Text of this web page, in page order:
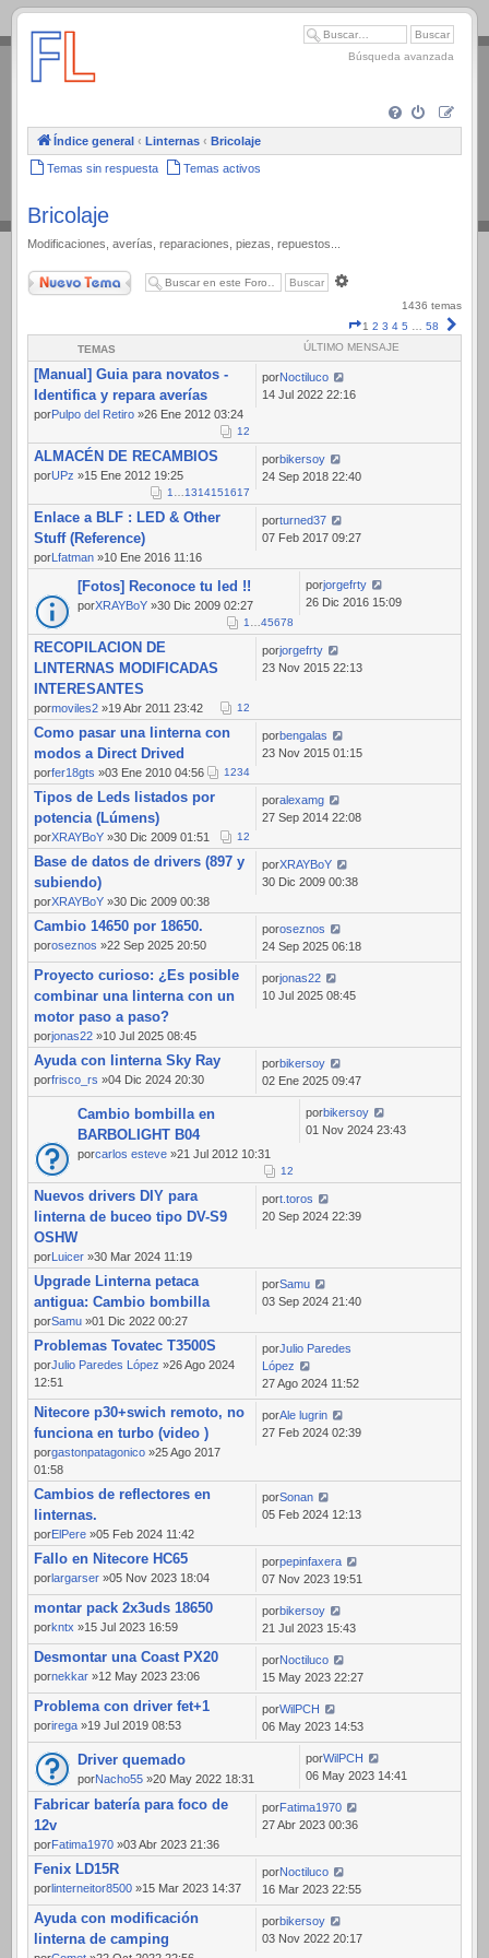
.
Búsqueda avanzada
Índice general ‹ Linternas ‹ Bricolaje
Temas sin respuesta Temas activos
Bricolaje
Modificaciones, averías, reparaciones, piezas, repuestos...
Nuevo Tema
1436 temas
Página
1
1 2 3 4 5 … 58
TEMAS ÚLTIMO MENSAJE
[Manual] Guia para novatos -
Identifica y repara averías
porPulpo del Retiro »26 Ene 2012 03:24
12
porNoctiluco
14 Jul 2022 22:16
ALMACÉN DE RECAMBIOS
porUPz »15 Ene 2012 19:25
1…1314151617
porbikersoy
24 Sep 2018 22:40
Enlace a BLF : LED & Other
Stuff (Reference)
por Lfatman »10 Ene 2016 11:16
porturned37
07 Feb 2017 09:27
[Fotos] Reconoce tu led !!
porXRAYBoY »30 Dic 2009 02:27
1…45678
porjorgefrty
26 Dic 2016 15:09
RECOPILACION DE
LINTERNAS MODIFICADAS
INTERESANTES
pormoviles2 »19 Abr 2011 23:42 12
porjorgefrty
23 Nov 2015 22:13
Como pasar una linterna con
modos a Direct Drived
porfer18gts »03 Ene 2010 04:56 1234
porbengalas
23 Nov 2015 01:15
Tipos de Leds listados por
potencia (Lúmens)
porXRAYBoY »30 Dic 2009 01:51 12
poralexamg
27 Sep 2014 22:08
Base de datos de drivers (897 y
subiendo)
porXRAYBoY »30 Dic 2009 00:38
porXRAYBoY
30 Dic 2009 00:38
Cambio 14650 por 18650.
poroseznos »22 Sep 2025 20:50
poroseznos
24 Sep 2025 06:18
Proyecto curioso: ¿Es posible
combinar una linterna con un
motor paso a paso?
porjonas22 »10 Jul 2025 08:45
porjonas22
10 Jul 2025 08:45
Ayuda con linterna Sky Ray
porfrisco_rs »04 Dic 2024 20:30
porbikersoy
02 Ene 2025 09:47
Cambio bombilla en
BARBOLIGHT B04
porcarlos esteve »21 Jul 2012 10:31
12
porbikersoy
01 Nov 2024 23:43
Nuevos drivers DIY para
linterna de buceo tipo DV-S9
OSHW
por Luicer »30 Mar 2024 11:19
port.toros
20 Sep 2024 22:39
Upgrade Linterna petaca
antigua: Cambio bombilla
porSamu »01 Dic 2022 00:27
porSamu
03 Sep 2024 21:40
Problemas Tovatec T3500S
porJulio Paredes López »26 Ago 2024
12:51
porJulio Paredes
López
27 Ago 2024 11:52
Nitecore p30+swich remoto, no
funciona en turbo (video )
porgastonpatagonico »25 Ago 2017
01:58
porAle lugrin
27 Feb 2024 02:39
Cambios de reflectores en
linternas.
porElPere »05 Feb 2024 11:42
porSonan
05 Feb 2024 12:13
Fallo en Nitecore HC65
porlargarser »05 Nov 2023 18:04
porpepinfaxera
07 Nov 2023 19:51
montar pack 2x3uds 18650
porkntx »15 Jul 2023 16:59
porbikersoy
21 Jul 2023 15:43
Desmontar una Coast PX20
pornekkar »12 May 2023 23:06
porNoctiluco
15 May 2023 22:27
Problema con driver fet+1
porirega »19 Jul 2019 08:53
porWilPCH
06 May 2023 14:53
Driver quemado
porNacho55 »20 May 2022 18:31
porWilPCH
06 May 2023 14:41
Fabricar batería para foco de
12v
porFatima1970 »03 Abr 2023 21:36
porFatima1970
27 Abr 2023 00:36
Fenix LD15R
porlinterneitor8500 »15 Mar 2023 14:37
porNoctiluco
16 Mar 2023 22:55
Ayuda con modificación
linterna de camping
porbikersoy
03 Nov 2022 20:17